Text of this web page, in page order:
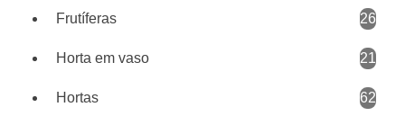
Frutíferas 26
Horta em vaso 21
Hortas 62